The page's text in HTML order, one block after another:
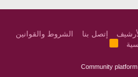
إتصل بنا
الشروط والقوانين
Community